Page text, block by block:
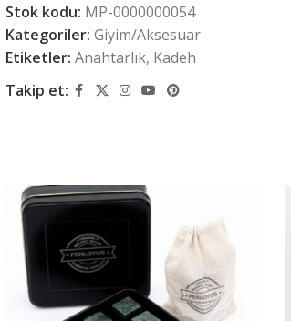
Stok kodu: MP-0000000054
Kategoriler: Giyim/Aksesuar
Etiketler: Anahtarlık, Kadeh
Takip et: